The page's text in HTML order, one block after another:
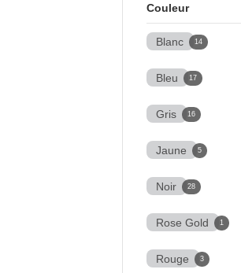
Couleur
Blanc 14
Bleu 17
Gris 16
Jaune 5
Noir 28
Rose Gold 1
Rouge 3